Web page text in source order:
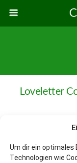
Um dir ein optimales
Technologien wie
Loveletter